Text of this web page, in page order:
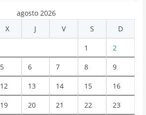
agosto 2026
X J V S D
1 2
5 6 7 8 9
12 13 14 15 16
19 20 21 22 23